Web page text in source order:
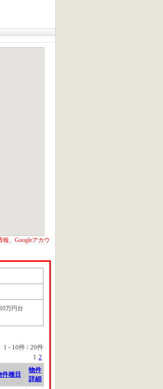
、Googleアカウ
10万円台
1 - 10件 / 20件
1 2
件種目
物件
詳細